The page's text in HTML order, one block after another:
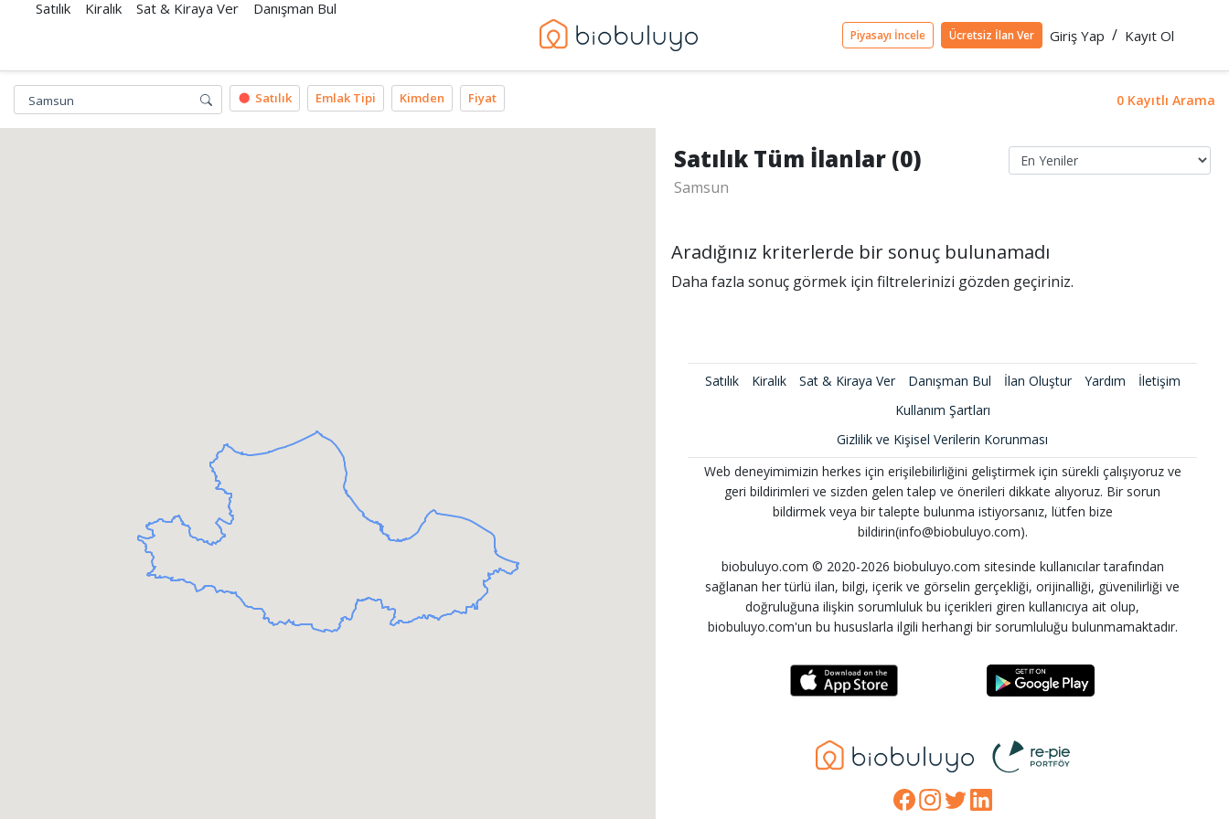
Satılık Kiralık Sat & Kiraya Ver Danışman Bul
Piyasayı İncele Ücretsiz İlan Ver Giriş Yap / Kayıt Ol
Samsun Satılık Emlak Tipi Kimden Fiyat 0 Kayıtlı Arama
Satılık Tüm İlanlar (0)
Samsun
Aradığınız kriterlerde bir sonuç bulunamadı
Daha fazla sonuç görmek için filtrelerinizi gözden geçiriniz.
Satılık Kiralık Sat & Kiraya Ver Danışman Bul İlan Oluştur Yardım
İletişim
Kullanım Şartları
Gizlilik ve Kişisel Verilerin Korunması
Web deneyimimizin herkes için erişilebilirliğini geliştirmek için sürekli çalışıyoruz ve
geri bildirimleri ve sizden gelen talep ve önerileri dikkate alıyoruz. Bir sorun
bildirmek veya bir talepte bulunma istiyorsanız, lütfen bize
bildirin(info@biobuluyo.com).
biobuluyo.com © 2020-2026 biobuluyo.com sitesinde kullanıcılar tarafından
sağlanan her türlü ilan, bilgi, içerik ve görselin gerçekliği, orijinalliği, güvenilirliği ve
doğruluğuna ilişkin sorumluluk bu içerikleri giren kullanıcıya ait olup,
biobuluyo.com'un bu hususlarla ilgili herhangi bir sorumluluğu bulunmamaktadır.